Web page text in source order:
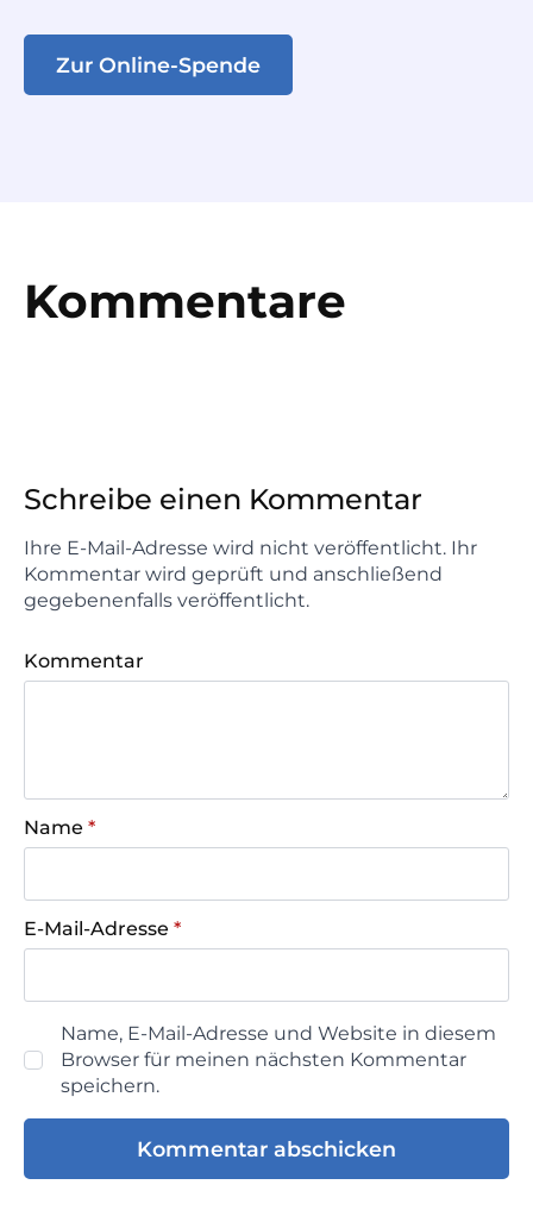
Zur Online-Spende
Kommentare
Schreibe einen Kommentar
Ihre E-Mail-Adresse wird nicht veröffentlicht. Ihr
Kommentar wird geprüft und anschließend
gegebenenfalls veröffentlicht.
Kommentar
Name *
E-Mail-Adresse *
Name, E-Mail-Adresse und Website in diesem
Browser für meinen nächsten Kommentar
speichern.